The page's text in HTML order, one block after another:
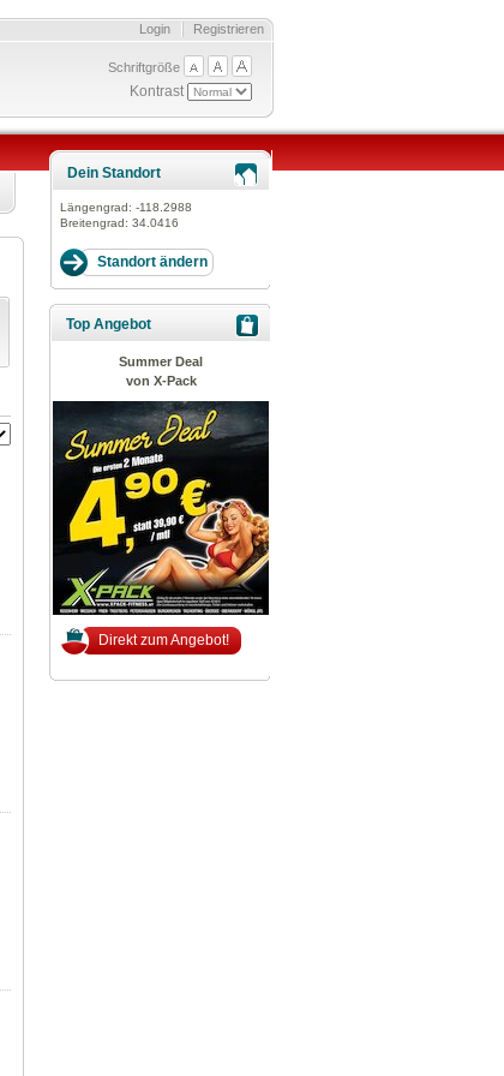
Registrieren
Login
Schriftgröße
Kontrast
Dein Standort
Längengrad: -118.2988
Breitengrad: 34.0416
Top Angebot
Summer Deal
von X-Pack
Direkt zum Angebot!